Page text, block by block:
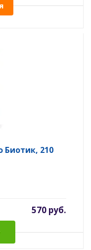
Биотик, 210
570 руб.